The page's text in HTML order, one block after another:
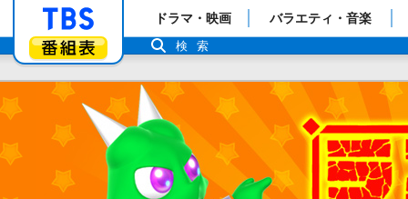
「TBSテレビ」トップページ
番組表
ドラマ・映画 バラエティ・音楽
検索